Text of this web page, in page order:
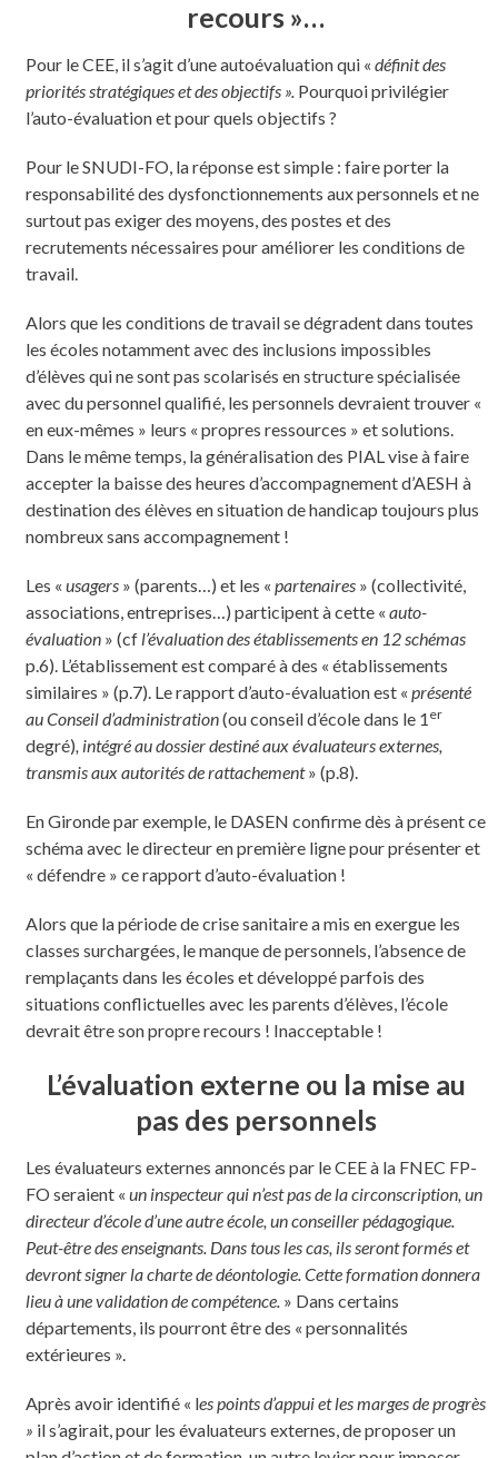
recours »…
Pour le CEE, il s’agit d’une autoévaluation qui « définit des
priorités stratégiques et des objectifs ». Pourquoi privilégier
l’auto-évaluation et pour quels objectifs ?
Pour le SNUDI-FO, la réponse est simple : faire porter la
responsabilité des dysfonctionnements aux personnels et ne
surtout pas exiger des moyens, des postes et des
recrutements nécessaires pour améliorer les conditions de
travail.
Alors que les conditions de travail se dégradent dans toutes
les écoles notamment avec des inclusions impossibles
d’élèves qui ne sont pas scolarisés en structure spécialisée
avec du personnel qualifié, les personnels devraient trouver «
en eux-mêmes » leurs « propres ressources » et solutions.
Dans le même temps, la généralisation des PIAL vise à faire
accepter la baisse des heures d’accompagnement d’AESH à
destination des élèves en situation de handicap toujours plus
nombreux sans accompagnement !
Les « usagers » (parents…) et les « partenaires » (collectivité,
associations, entreprises…) participent à cette « auto-
évaluation » (cf l’évaluation des établissements en 12 schémas
p.6). L’établissement est comparé à des « établissements
similaires » (p.7). Le rapport d’auto-évaluation est « présenté
au Conseil d’administration(ou conseil d’école dans le 1 er
degré) , intégré au dossier destiné aux évaluateurs externes,
transmis aux autorités de rattachement» (p.8).
En Gironde par exemple, le DASEN confirme dès à présent ce
schéma avec le directeur en première ligne pour présenter et
« défendre » ce rapport d’auto-évaluation !
Alors que la période de crise sanitaire a mis en exergue les
classes surchargées, le manque de personnels, l’absence de
remplaçants dans les écoles et développé parfois des
situations conflictuelles avec les parents d’élèves, l’école
devrait être son propre recours ! Inacceptable !
L’évaluation externe ou la mise au
pas des personnels
Les évaluateurs externes annoncés par le CEE à la FNEC FP-
FO seraient « un inspecteur qui n’est pas de la circonscription, un
directeur d’école d’une autre école, un conseiller pédagogique.
Peut-être des enseignants. Dans tous les cas, ils seront formés et
devront signer la charte de déontologie. Cette formation donnera
lieu à une validation de compétence. » Dans certains
départements, ils pourront être des « personnalités
extérieures ».
Après avoir identifié « les points d’appui et les marges de progrès
» il s’agirait, pour les évaluateurs externes, de proposer un